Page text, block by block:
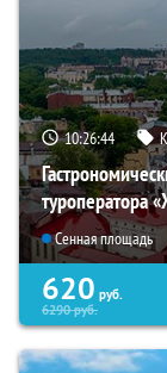
10:26:43
туроператора
Сенная площадь
620 руб.
6290руб.